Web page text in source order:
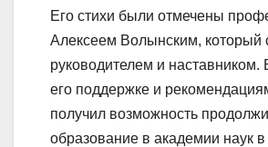
Его стихи были отмечены
Алексеем Волынским, который
руководителем и наставником.
его поддержке и
получил возможность
образование в академии наук